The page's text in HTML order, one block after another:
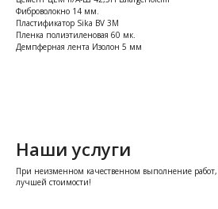
Фиброволокно 14 мм.
Пластификатор Sika BV 3M
Пленка полиэтиленовая 60 мк.
Демпферная лента Изолон 5 мм
Наши услуги
При неизменном качественном выполнение
лучшей стоимости!